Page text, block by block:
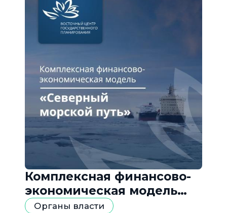
Комплексная финансово-
экономическая модель
«Северный морской путь»
Органы власти